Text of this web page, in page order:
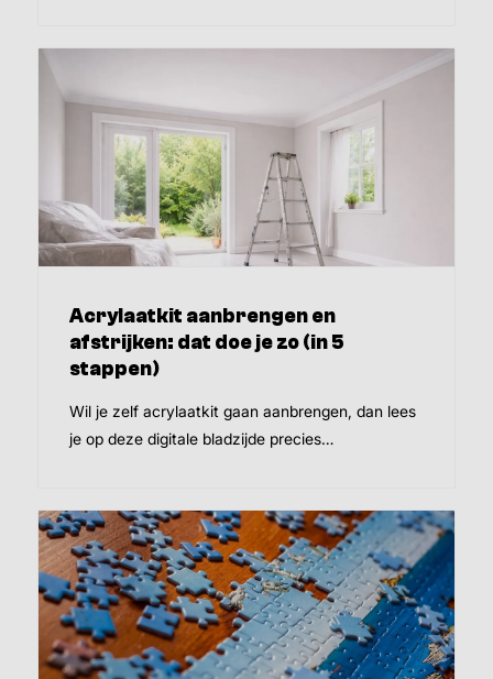
Acrylaatkit aanbrengen en
afstrijken: dat doe je zo (in 5
stappen)
Wil je zelf acrylaatkit gaan aanbrengen, dan lees
je op deze digitale bladzijde precies…